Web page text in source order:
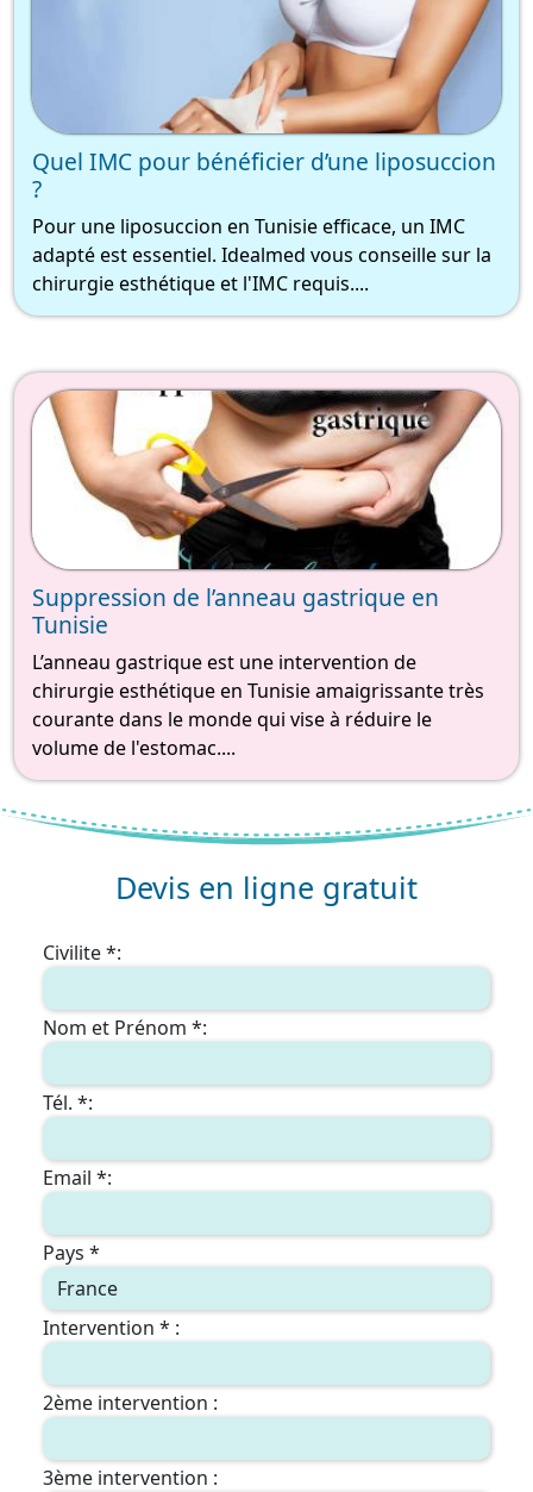
Quel IMC pour bénéficier d’une liposuccion
?
Pour une liposuccion en Tunisie efficace, un IMC
adapté est essentiel. Idealmed vous conseille sur la
chirurgie esthétique et l'IMC requis....
Suppression de l’anneau gastrique en
Tunisie
L’anneau gastrique est une intervention de
chirurgie esthétique en Tunisie amaigrissante très
courante dans le monde qui vise à réduire le
volume de l'estomac....
Devis en ligne gratuit
Civilite *:
Nom et Prénom *:
Tél. *:
Email *:
Pays *
Intervention * :
2ème intervention :
3ème intervention :